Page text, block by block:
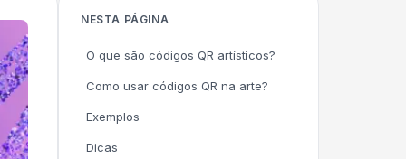
NESTA PÁGINA
O que são códigos QR artísticos?
Como usar códigos QR na arte?
Exemplos
Dicas